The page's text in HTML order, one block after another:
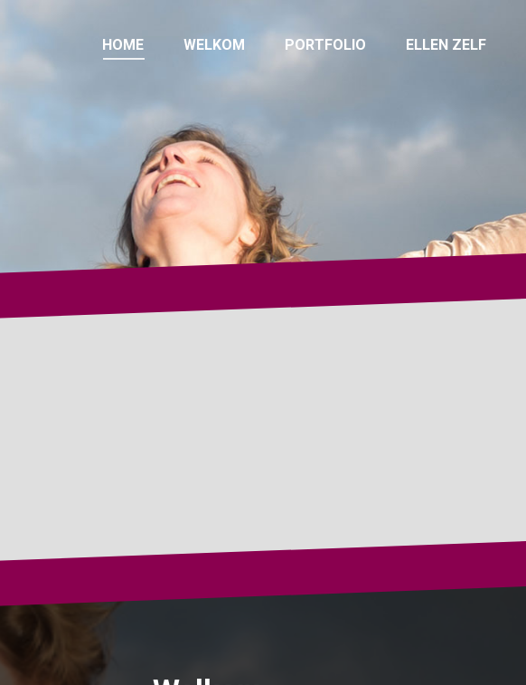
HOME WELKOM PORTFOLIO ELLEN ZELF